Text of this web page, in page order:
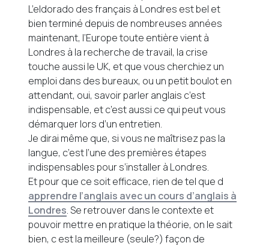
L’eldorado des français à Londres est bel et
bien terminé depuis de nombreuses années
maintenant, l’Europe toute entière vient à
Londres à la recherche de travail, la crise
touche aussi le UK, et que vous cherchiez un
emploi dans des bureaux, ou un petit boulot en
attendant, oui, savoir parler anglais c’est
indispensable, et c’est aussi ce qui peut vous
démarquer lors d’un entretien.
Je dirai même que, si vous ne maîtrisez pas la
langue, c’est l’une des premières étapes
indispensables pour s’installer à Londres.
Et pour que ce soit efficace, rien de tel que d
apprendre l’anglais avec un cours d’anglais à
Londres. Se retrouver dans le contexte et
pouvoir mettre en pratique la théorie, on le sait
bien, c est la meilleure (seule?) façon de